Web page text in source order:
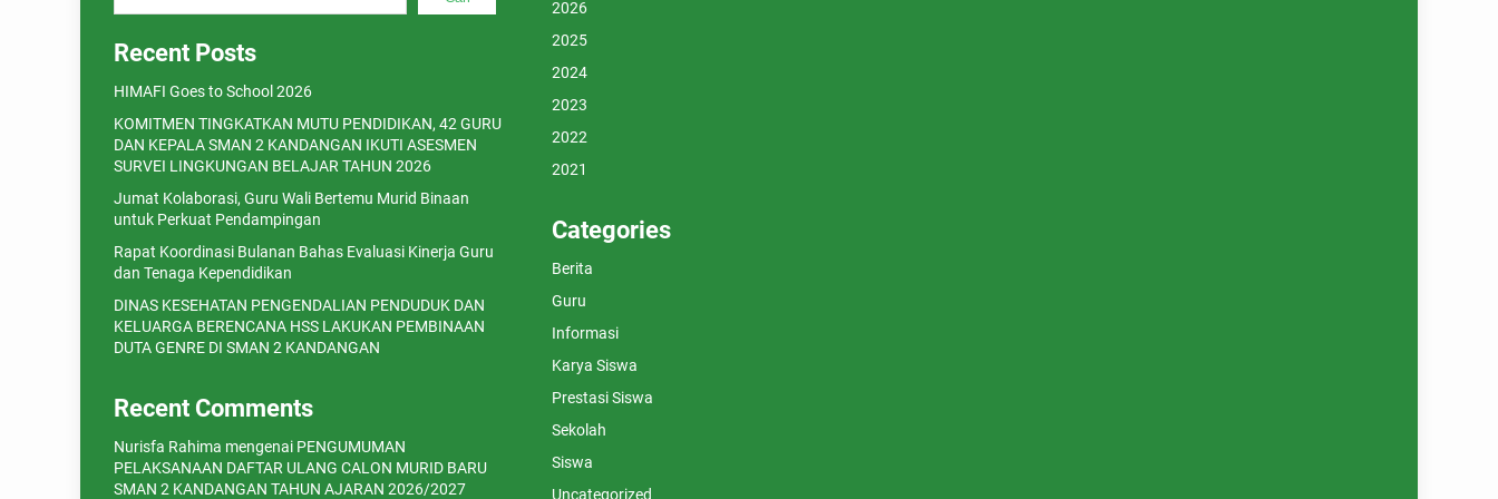
Recent Posts
HIMAFI Goes to School 2026
KOMITMEN TINGKATKAN MUTU PENDIDIKAN, 42 GURU
DAN KEPALA SMAN 2 KANDANGAN IKUTI ASESMEN
SURVEI LINGKUNGAN BELAJAR TAHUN 2026
Jumat Kolaborasi, Guru Wali Bertemu Murid Binaan
untuk Perkuat Pendampingan
Rapat Koordinasi Bulanan Bahas Evaluasi Kinerja Guru
dan Tenaga Kependidikan
DINAS KESEHATAN PENGENDALIAN PENDUDUK DAN
KELUARGA BERENCANA HSS LAKUKAN PEMBINAAN
DUTA GENRE DI SMAN 2 KANDANGAN
Recent Comments
Nurisfa Rahima mengenai PENGUMUMAN
PELAKSANAAN DAFTAR ULANG CALON MURID BARU
SMAN 2 KANDANGAN TAHUN AJARAN 2026/2027
2026
2025
2024
2023
2022
2021
Categories
Berita
Guru
Informasi
Karya Siswa
Prestasi Siswa
Sekolah
Siswa
Uncategorized